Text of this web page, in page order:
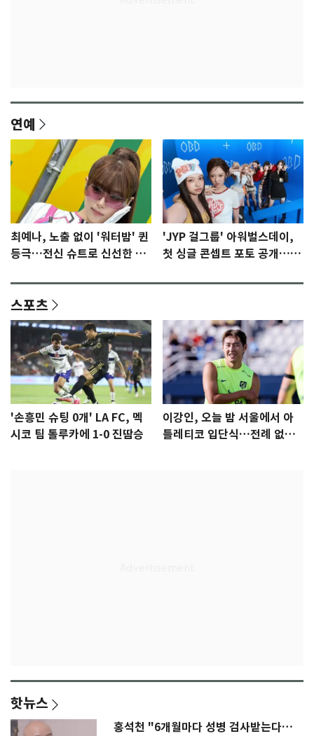
연예
최예나, 노출 없이 '워터밤' 퀸
등극…전신 슈트로 신선한 충
'JYP 걸그룹' 아워벌스데이,
첫 싱글 콘셉트 포토 공개…청
스포츠
'손흥민 슈팅 0개' LA FC, 멕
시코 팀 톨루카에 1-0 진땀승
이강인, 오늘 밤 서울에서 아
틀레티코 입단식…전례 없는
핫뉴스
홍석천 "6개월마다 성병 검사받는다…